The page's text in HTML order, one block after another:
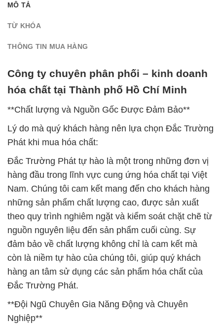
MÔ TẢ
TỪ KHÓA
THÔNG TIN MUA HÀNG
Công ty chuyên phân phối – kinh doanh
hóa chất tại Thành phố Hồ Chí Minh
**Chất lượng và Nguồn Gốc Được Đảm Bảo**
Lý do mà quý khách hàng nên lựa chọn Đắc Trường
Phát khi mua hóa chất:
Đắc Trường Phát tự hào là một trong những đơn vị
hàng đầu trong lĩnh vực cung ứng hóa chất tại Việt
Nam. Chúng tôi cam kết mang đến cho khách hàng
những sản phẩm chất lượng cao, được sản xuất
theo quy trình nghiêm ngặt và kiểm soát chặt chẽ từ
nguồn nguyên liệu đến sản phẩm cuối cùng. Sự
đảm bảo về chất lượng không chỉ là cam kết mà
còn là niềm tự hào của chúng tôi, giúp quý khách
hàng an tâm sử dụng các sản phẩm hóa chất của
Đắc Trường Phát.
**Đội Ngũ Chuyên Gia Năng Động và Chuyên
Nghiệp**